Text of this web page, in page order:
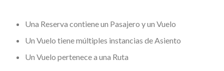
Una Reserva contiene un Pasajero y un Vuelo
Un Vuelo tiene múltiples instancias de Asiento
Un Vuelo pertenece a una Ruta